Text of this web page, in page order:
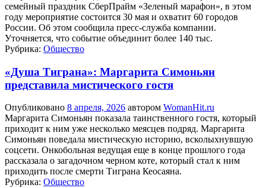
семейный праздник СберПрайм «Зеленый марафон», в этом
году мероприятие состоится 30 мая и охватит 60 городов
России. Об этом сообщила пресс-служба компании.
Уточняется, что событие объединит более 140 тыс.
Рубрика: Общество
«Душа Тиграна»: Маргарита Симоньян
представила мистического гостя
Опубликовано 8 апреля, 2026 автором WomanHit.ru
Маргарита Симоньян показала таинственного гостя, который
приходит к ним уже несколько меясцев подряд. Маргарита
Симоньян поведала мистическую историю, всколыхнувшую
соцсети. Онкобольная ведущая еще в конце прошлого года
рассказала о загадочном черном коте, который стал к ним
приходить после смерти Тиграна Кеосаяна.
Рубрика: Общество